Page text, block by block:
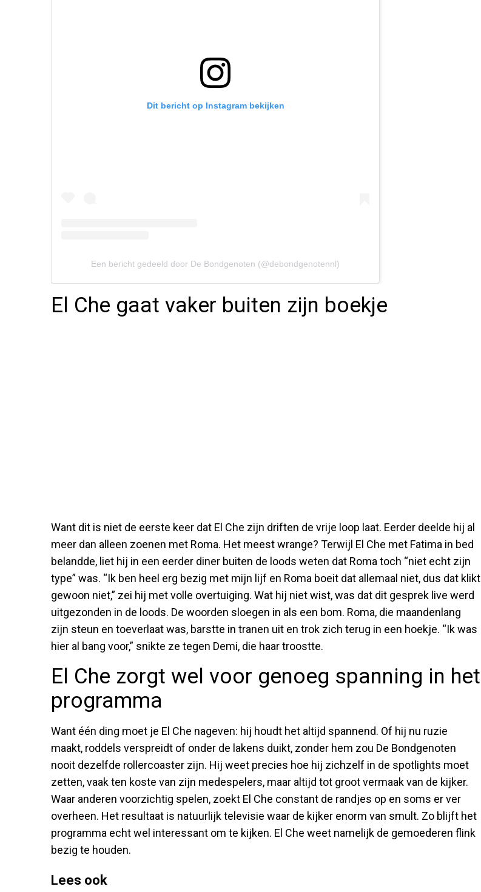
Dit bericht op Instagram bekijken
Een bericht gedeeld door De Bondgenoten (@debondgenotennl)
El Che gaat vaker buiten zijn boekje
Want dit is niet de eerste keer dat El Che zijn driften de vrije loop laat. Eerder deelde hij al
meer dan alleen zoenen met Roma. Het meest wrange? Terwijl El Che met Fatima in bed
belandde, liet hij in een eerder diner buiten de loods weten dat Roma toch “niet echt zijn
type” was. “Ik ben heel erg bezig met mijn lijf en Roma boeit dat allemaal niet, dus dat klikt
gewoon niet,” zei hij met volle overtuiging. Wat hij niet wist, was dat dit gesprek live werd
uitgezonden in de loods. De woorden sloegen in als een bom. Roma, die maandenlang
zijn steun en toeverlaat was, barstte in tranen uit en trok zich terug in een hoekje. “Ik was
hier al bang voor,” snikte ze tegen Demi, die haar troostte.
El Che zorgt wel voor genoeg spanning in het
programma
Want één ding moet je El Che nageven: hij houdt het altijd spannend. Of hij nu ruzie
maakt, roddels verspreidt of onder de lakens duikt, zonder hem zou De Bondgenoten
nooit dezelfde rollercoaster zijn. Hij weet precies hoe hij zichzelf in de spotlights moet
zetten, vaak ten koste van zijn medespelers, maar altijd tot groot vermaak van de kijker.
Waar anderen voorzichtig spelen, zoekt El Che constant de randjes op en soms er ver
overheen. Het resultaat is natuurlijk televisie waar de kijker enorm van smult. Zo blijft het
programma echt wel interessant om te kijken. El Che weet namelijk de gemoederen flink
bezig te houden.
Lees ook